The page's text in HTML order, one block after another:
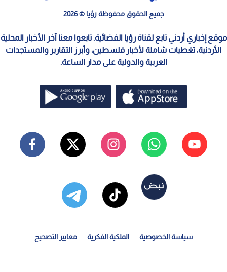
جميع الحقوق محفوظة رؤيا © 2026
موقع إخباري أردني تابع لقناة رؤيا الفضائية. تابعوا معنا آخر الأخبار المحلية
الأردنية، تغطيات شاملة لأخبار فلسطين، وأبرز التقارير والمستجدات
العربية والدولية على مدار الساعة.
سياسة الخصوصية الملكية الفكرية معايير التصحيح